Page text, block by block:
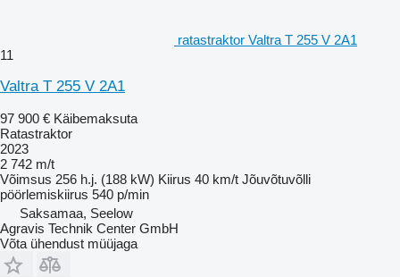
ratastraktor Valtra T 255 V 2A1
11
Valtra T 255 V 2A1
97 900 € Käibemaksuta
Ratastraktor
2023
2 742 m/t
Võimsus 256 h.j. (188 kW) Kiirus 40 km/t Jõuvõtuvõlli
pöörlemiskiirus 540 p/min
Saksamaa, Seelow
Agravis Technik Center GmbH
Võta ühendust müüjaga